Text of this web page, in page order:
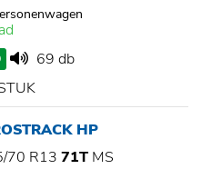
69 db
HP
70 R13 71T MS